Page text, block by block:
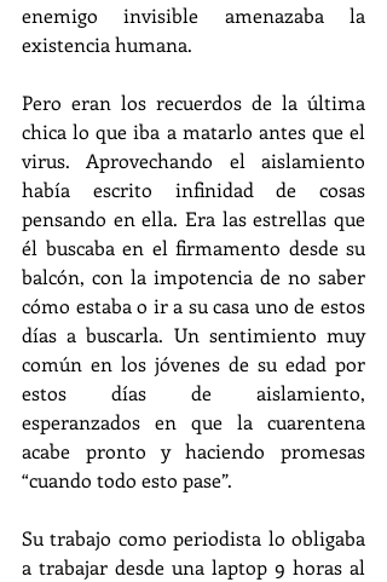
enemigo invisible amenazaba la
existencia humana.
Pero eran los recuerdos de la última
chica lo que iba a matarlo antes que el
virus. Aprovechando el aislamiento
había escrito infinidad de cosas
pensando en ella. Era las estrellas que
él buscaba en el firmamento desde su
balcón, con la impotencia de no saber
cómo estaba o ir a su casa uno de estos
días a buscarla. Un sentimiento muy
común en los jóvenes de su edad por
estos días de aislamiento,
esperanzados en que la cuarentena
acabe pronto y haciendo promesas
“cuando todo esto pase”.
Su trabajo como periodista lo obligaba
a trabajar desde una laptop 9 horas al